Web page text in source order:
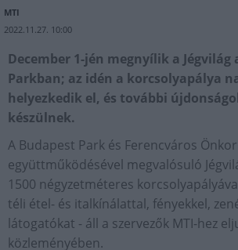
MTI
2022.11.27. 10:00
December 1-jén megnyílik a Jégvilág
Parkban; az idén a korcsolyapálya
helyezkedik el, és további
készülnek.
A Budapest Park és Ferencváros
együttműködésével megvalósuló
1500 négyzetméteres
téli étel- és italkínálattal, fényekkel,
látogatókat - áll a szervezők MTI-hez
közleményében.